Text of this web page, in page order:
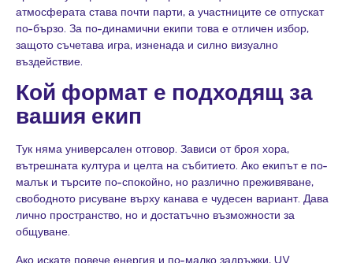
атмосферата става почти парти, а участниците се отпускат
по-бързо. За по-динамични екипи това е отличен избор,
защото съчетава игра, изненада и силно визуално
въздействие.
Кой формат е подходящ за
вашия екип
Тук няма универсален отговор. Зависи от броя хора,
вътрешната култура и целта на събитието. Ако екипът е по-
малък и търсите по-спокойно, но различно преживяване,
свободното рисуване върху канава е чудесен вариант. Дава
лично пространство, но и достатъчно възможности за
общуване.
Ако искате повече енергия и по-малко задръжки, UV